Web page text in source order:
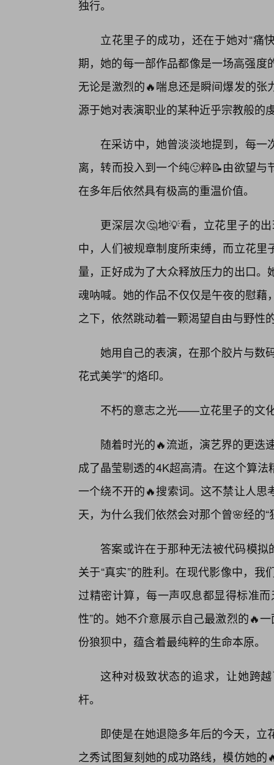
独行。
立花里子的成功，还在于她对“痛
期，她的每一部作品都像是一场高强
无论是激烈的🔥喘息还是瞬间爆发的
源于她对表演职业的某种近乎宗教般的
在采访中，她曾淡淡地提到，每一
离，转而投入到一个纯🙂粹📝由欲望
在多年后依然具有极高的重温价值。
更深层次🤔地💡看，立花里子的
中，人们被规章制度所束缚，而立花
量，正好成为了大众释放压力的出口
魂呐喊。她的作品不仅仅是午夜的慰
之下，依然跳动着一颗渴望自由与野性
她用自己的表演，在那个胶片与数
花式美学”的烙印。
不朽的意志之光——立花里子的文
随着时光的🔥流逝，演艺界的更迭
成了晶莹剔透的4K超高清。在这个算
一个绕不开的🔥搜索词。这不禁让人
天，为什么我们依然会对那个曾🌸经的“
答案或许在于那种无法被代码模拟
关于“真实”的胜利。在现代影像中，
过精密计算，每一声叹息都显得标准
性”的。她不介意展示自己最激烈的🔥
份狼狈中，蕴含着最纯粹的生命本原。
这种对极致状态的追求，让她跨
杆。
即使是在她退隐多年后的今天，
之秀试图复刻她的成功路线，模仿她